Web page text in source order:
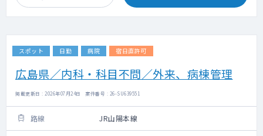
スポット 日勤 病院 宿日直許可
広島県／内科・科目不問／外来、病棟管理
掲載更新日 : 2026年07月24日 案件番号 : 26-SU639551
路線 JR山陽本線